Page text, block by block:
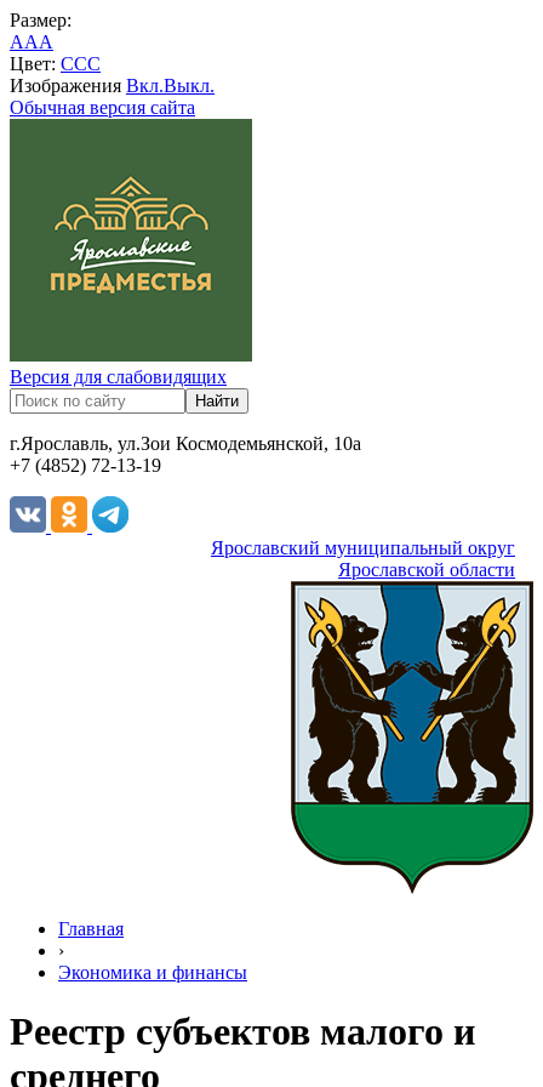
Размер:
AAA
Цвет: CCC
Изображения Вкл.Выкл.
Обычная версия сайта
Версия для слабовидящих
г.Ярославль, ул.Зои Космодемьянской, 10а
+7 (4852) 72-13-19
Ярославский муниципальный округ
Ярославской области
Главная
›
Экономика и финансы
Реестр субъектов малого и
среднего